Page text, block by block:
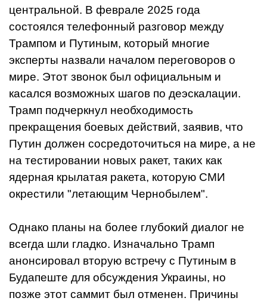
центральной. В феврале 2025 года
состоялся телефонный разговор между
Трампом и Путиным, который многие
эксперты назвали началом переговоров о
мире. Этот звонок был официальным и
касался возможных шагов по деэскалации.
Трамп подчеркнул необходимость
прекращения боевых действий, заявив, что
Путин должен сосредоточиться на мире, а не
на тестировании новых ракет, таких как
ядерная крылатая ракета, которую СМИ
окрестили "летающим Чернобылем".
Однако планы на более глубокий диалог не
всегда шли гладко. Изначально Трамп
анонсировал вторую встречу с Путиным в
Будапеште для обсуждения Украины, но
позже этот саммит был отменен. Причины